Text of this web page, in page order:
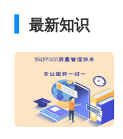
最新知识